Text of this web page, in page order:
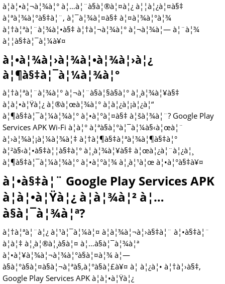
à¦à¦•à¦¬à¦¾à¦° à¦…à¦¨à§à¦®à¦¤à¦¿ à¦¦à¦¿à¦¤à§‡
à¦ªà¦¾à¦°à§‡à¦¨, à¦¯à¦¾à¦¤à§‡ à¦¤à¦¾à¦°à¦¾
à¦†à¦ªà¦¨à¦¾à¦•à§‡ à¦†à¦¬à¦¾à¦° à¦¬à¦¾à¦— à¦¨à¦¾
à¦¦à§‡à¦¯à¦¼à¥¤
à¦•à¦¾à¦›à¦¾à¦•à¦¾à¦›à¦¿
à¦¶à§‡à¦¯à¦¼à¦¾à¦°
à¦†à¦ªà¦¨à¦¾à¦° à¦¬à¦¨à§à¦§à§à¦° à¦¸à¦¾à¦¥à§‡
à¦à¦•à¦Ÿà¦¿ à¦®à¦œà¦¾à¦° à¦­à¦¿à¦¡à¦¿à¦“
à¦¶à§‡à¦¯à¦¼à¦¾à¦° à¦•à¦°à¦¤à§‡ à¦šà¦¾à¦¨? Google Play
Services APK Wi-Fi à¦à¦° à¦ªà§à¦°à¦¯à¦¼à§‹à¦œà¦¨
à¦›à¦¾à¦¡à¦¼à¦¾à¦‡ à¦†à¦¶à§‡à¦ªà¦¾à¦¶à§‡à¦°
à¦²à§‹à¦•à§‡à¦¦à§‡à¦° à¦¸à¦¾à¦¥à§‡ à¦œà¦¿à¦¨à¦¿à¦¸
à¦¶à§‡à¦¯à¦¼à¦¾à¦° à¦•à¦°à¦¾ à¦¸à¦¹à¦œ à¦•à¦°à§‡à¥¤
à¦•à§‡à¦¨ Google Play Services APK
à¦à¦•à¦Ÿà¦¿ à¦­à¦¾à¦² à¦…
à§à¦¯à¦¾à¦ª?
à¦†à¦ªà¦¨à¦¿ à¦¹à¦¯à¦¼à¦¤ à¦­à¦¾à¦¬à¦›à§‡à¦¨ à¦•à§‡à¦¨
à¦à¦‡ à¦¸à¦®à¦¸à§à¦¤ à¦…à§à¦¯à¦¾à¦ª
à¦•à¦¥à¦¾à¦¬à¦¾à¦°à§à¦¤à¦¾ à¦—
à§à¦°à§à¦¤à§à¦¬à¦ªà§‚à¦°à§à¦£à¥¤ à¦ à¦¿à¦• à¦†à¦›à§‡,
Google Play Services APK à¦à¦•à¦Ÿà¦¿